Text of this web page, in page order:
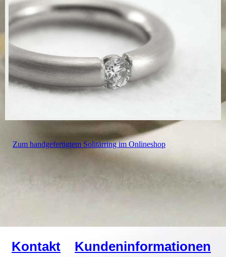
Zum handgefertigtem Solitärring im Onlineshop
Kontakt
Kundeninformationen